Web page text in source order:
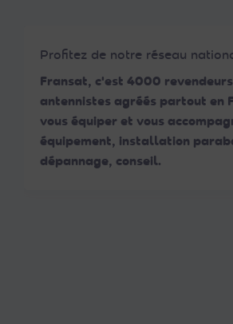
Profitez de notre réseau
Fransat, c'est 4000
antennistes agréés partout en
vous équiper et vous
équipement, installation
dépannage, conseil.